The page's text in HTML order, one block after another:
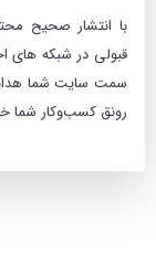
با انتشار صحیح
قبولی در شبکه های
سمت سایت شما
رونق کسب‌وکار شما